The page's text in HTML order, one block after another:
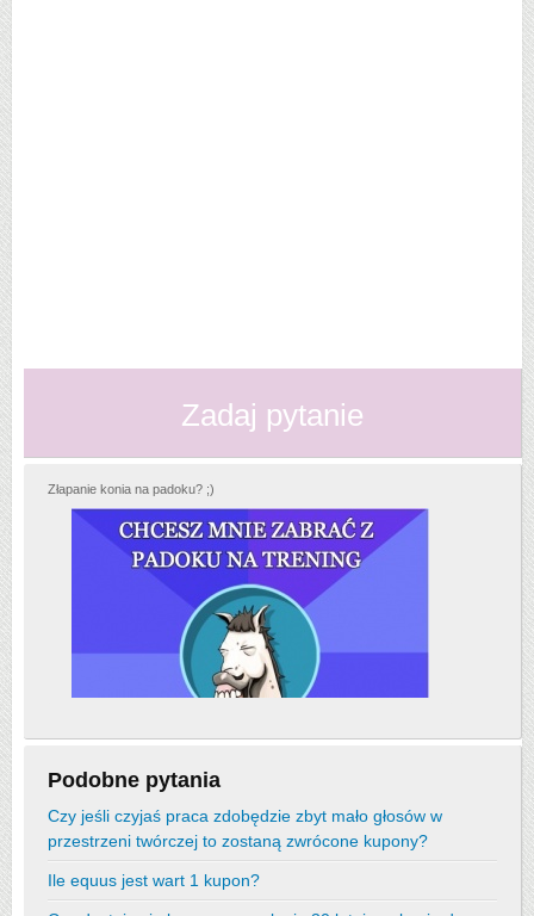
Zadaj pytanie
Złapanie konia na padoku? ;)
Podobne pytania
Czy jeśli czyjaś praca zdobędzie zbyt mało głosów w
przestrzeni twórczej to zostaną zwrócone kupony?
Ile equus jest wart 1 kupon?